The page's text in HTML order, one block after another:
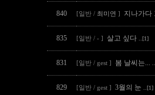
840 [일반 / 최미연 ] 지나가다
835 [일반 / - ] 살고 싶다 ..[1]
831 [일반 / gest ] 봄 날씨는...
829 [일반 / gest ] 3월의 눈 ..[1]